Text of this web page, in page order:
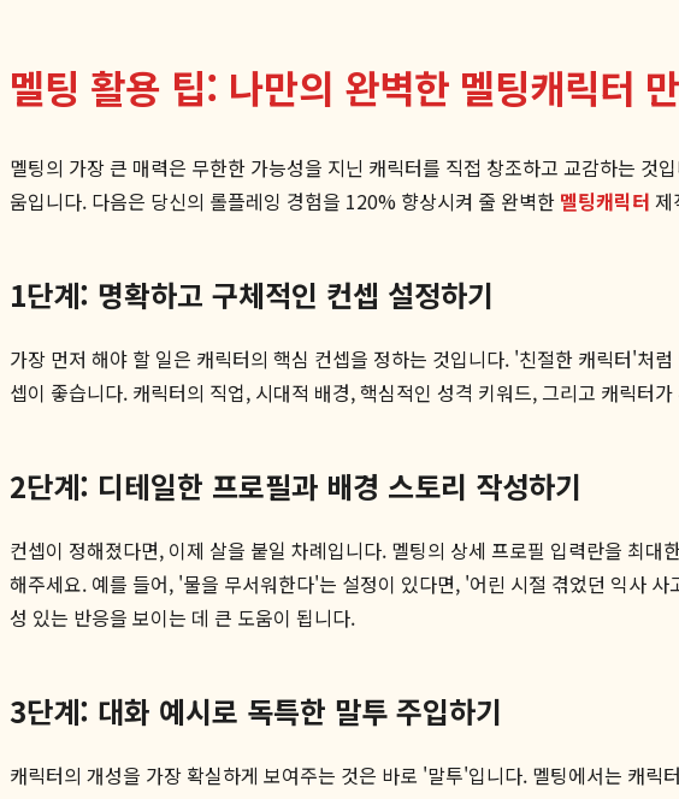
멜팅 활용 팁: 나만의 완벽한 멜팅캐릭터
멜팅의 가장 큰 매력은 무한한 가능성을 지닌 캐릭터를 직접 창조하고 교감하는 것
움입니다. 다음은 당신의 롤플레잉 경험을 120% 향상시켜 줄 완벽한 멜팅캐릭터 제
1단계: 명확하고 구체적인 컨셉 설정하기
가장 먼저 해야 할 일은 캐릭터의 핵심 컨셉을 정하는 것입니다. '친절한 캐릭터'처
셉이 좋습니다. 캐릭터의 직업, 시대적 배경, 핵심적인 성격 키워드, 그리고 캐릭터
2단계: 디테일한 프로필과 배경 스토리 작성하기
컨셉이 정해졌다면, 이제 살을 붙일 차례입니다. 멜팅의 상세 프로필 입력란을 최
해주세요. 예를 들어, '물을 무서워한다'는 설정이 있다면, '어린 시절 겪었던 익사
성 있는 반응을 보이는 데 큰 도움이 됩니다.
3단계: 대화 예시로 독특한 말투 주입하기
캐릭터의 개성을 가장 확실하게 보여주는 것은 바로 '말투'입니다. 멜팅에서는 캐